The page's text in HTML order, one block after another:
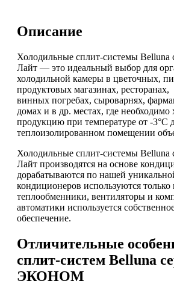
Описание
Холодильные сплит-системы Belluna
Лайт — это идеальный выбор для
холодильной камеры в цветочных,
продуктовых магазинах, ресторанах,
винных погребах, сыроварнях,
домах и в др. местах, где необходимо
продукцию при температуре от -3°С
теплоизолированном помещении
Холодильные сплит-системы Belluna
Лайт производятся на основе
дорабатываются по нашей
кондиционеров используются только
теплообменники, вентиляторы и
автоматики используется
обеспечение.
Отличительные
сплит-систем Belluna
ЭКОНОМ